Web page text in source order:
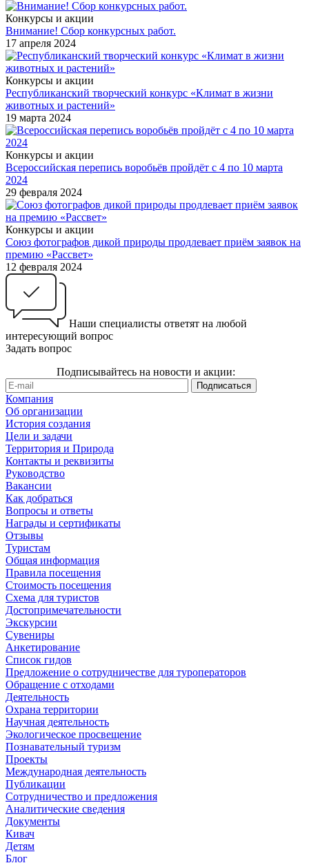
Конкурсы и акции
Внимание! Сбор конкурсных работ.
17 апреля 2024
Конкурсы и акции
Республиканский творческий конкурс «Климат в жизни
животных и растений»
19 марта 2024
Конкурсы и акции
Всероссийская перепись воробьёв пройдёт с 4 по 10 марта
2024
29 февраля 2024
Конкурсы и акции
Союз фотографов дикой природы продлевает приём заявок на
премию «Рассвет»
12 февраля 2024
Наши специалисты ответят на любой
интересующий вопрос
Задать вопрос
Подписывайтесь на новости и акции:
Компания
Об организации
История создания
Цели и задачи
Территория и Природа
Контакты и реквизиты
Руководство
Вакансии
Как добраться
Вопросы и ответы
Награды и сертификаты
Отзывы
Туристам
Общая информация
Правила посещения
Стоимость посещения
Схема для туристов
Достопримечательности
Экскурсии
Сувениры
Анкетирование
Список гидов
Предложение о сотрудничестве для туроператоров
Обращение с отходами
Деятельность
Охрана территории
Научная деятельность
Экологическое просвещение
Познавательный туризм
Проекты
Международная деятельность
Публикации
Сотрудничество и предложения
Аналитические сведения
Документы
Кивач
Детям
Блог